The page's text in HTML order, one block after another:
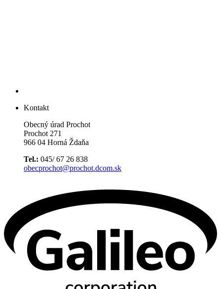
Kontakt
Obecný úrad Prochot
Prochot 271
966 04 Horná Ždaňa
Tel.: 045/ 67 26 838
obecprochot@prochot.dcom.sk